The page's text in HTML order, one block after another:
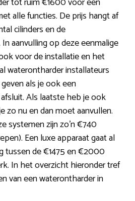
alle functies. De prijs hangt af
cilinders en de
aanvulling op deze eenmalige
voor de installatie en het
waterontharder installateurs
als je ook een
Als laatste heb je ook
zo nu en dan moet aanvullen.
systemen zijn zo’n €740
Een luxe apparaat gaat al
tussen de €1475 en €2000
In het overzicht hieronder tref
van een waterontharder in